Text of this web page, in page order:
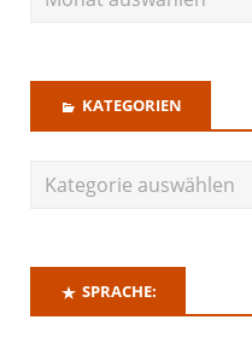
KATEGORIEN
SPRACHE: